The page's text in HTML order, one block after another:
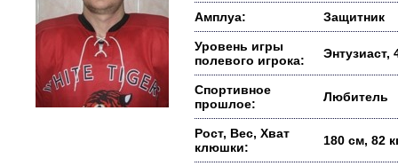
Амплуа: Защитник
Уровень игры
полевого игрока:
Энтузиаст,
Спортивное
прошлое:
Любитель
Рост, Вес, Хват
клюшки:
180 см, 82